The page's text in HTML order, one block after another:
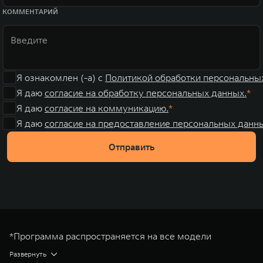
КОММЕНТАРИЙ
Я ознакомлен (-а) с Политикой обработки
Я даю согласие на обработку персональных данных.
Я даю согласие на коммуникацию.
Я даю согласие на предоставление персональных
Отправить
*Программа распространяется на все модели
автомобилей TANK во всех доступных комплектациях.
Развернуть